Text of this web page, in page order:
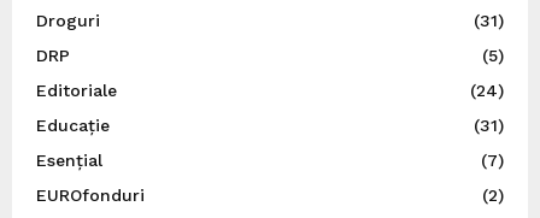
Droguri
(31)
DRP
(5)
Editoriale
(24)
Educație
(31)
Esențial
(7)
EUROfonduri
(2)